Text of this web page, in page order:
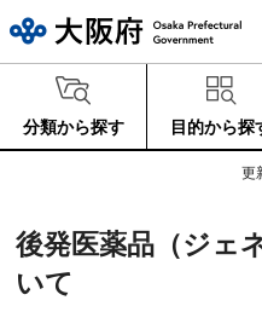
分類から探す 目的から探
更
後発医薬品（ジェ
いて